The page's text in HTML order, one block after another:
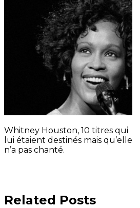
Whitney Houston, 10 titres qui
lui étaient destinés mais qu’elle
n’a pas chanté.
Related Posts